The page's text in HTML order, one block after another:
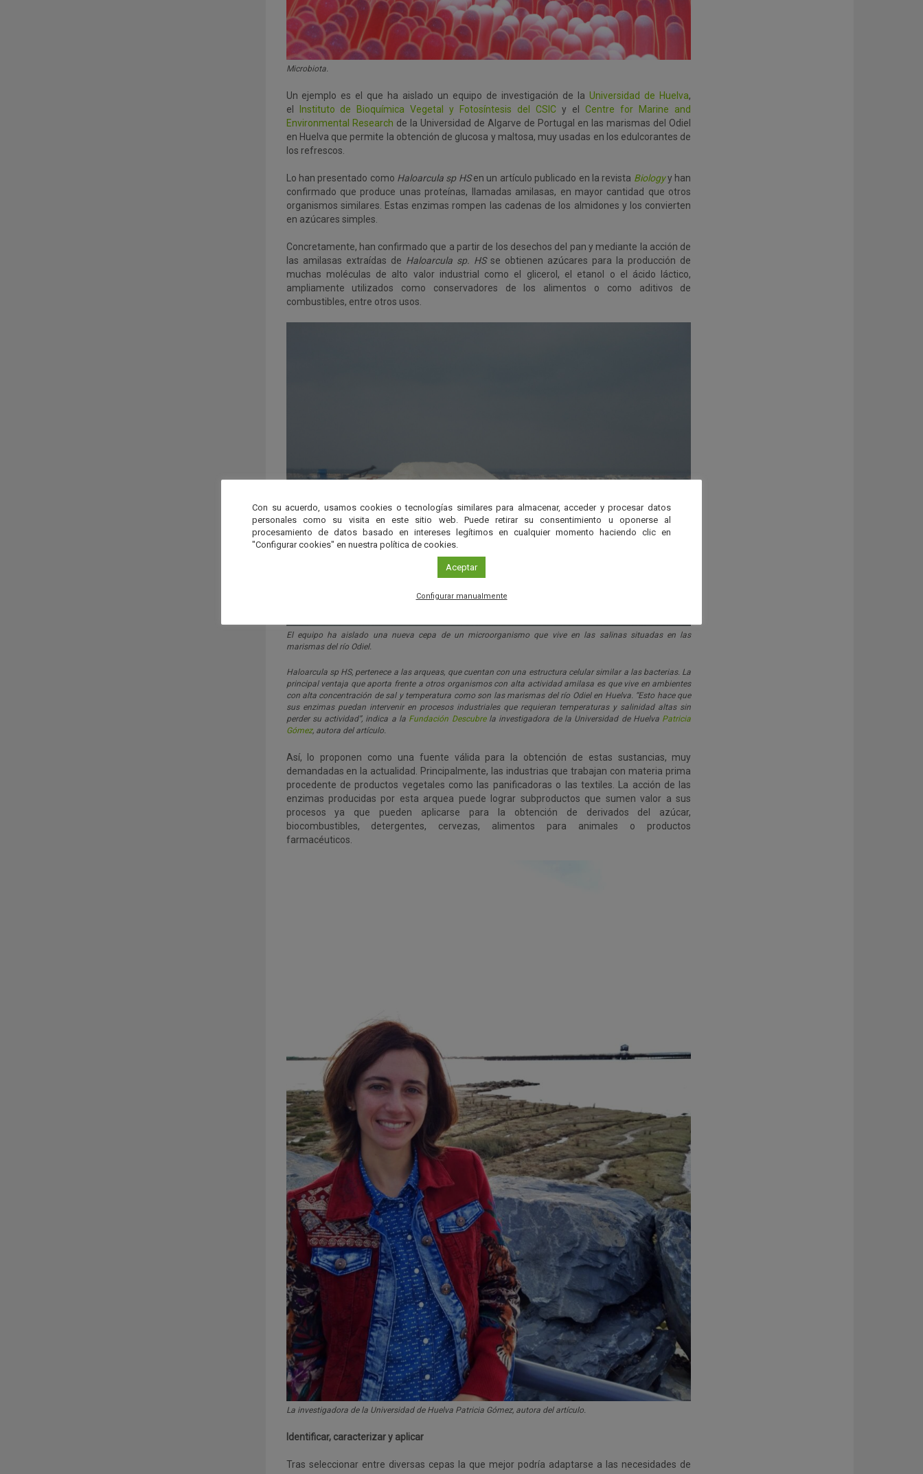
Microbiota.
Un ejemplo es el que ha aislado un equipo de investigación de laUniversidad de Huelva,
el
Instituto de Bioquímica Vegetal y Fotosíntesis del CSIC y elCentre for Marine and
Environmental Research de la Universidad de Algarve de Portugal en las marismas del Odiel
en Huelva que permite la obtención de glucosa y maltosa, muy usadas en los edulcorantes de
los refrescos.
Lo han presentado como Haloarcula sp HSen un artículo publicado en la revista Biologyy han
confirmado que produce unas proteínas, llamadas amilasas, en mayor cantidad que otros
organismos similares. Estas enzimas rompen las cadenas de los almidones y los convierten
en azúcares simples.
Concretamente, han confirmado que a partir de los desechos del pan y mediante la acción de
las amilasas extraídas de Haloarcula sp. HSse obtienen azúcares para la producción de
muchas moléculas de alto valor industrial como el glicerol, el etanol o el ácido láctico,
ampliamente utilizados como conservadores de los alimentos o como aditivos de
combustibles, entre otros usos.
El equipo ha aislado una nueva cepa de un microorganismo que vive en las salinas situadas en las
marismas del río Odiel.
Haloarcula sp HS, pertenece a las arqueas, que cuentan con una estructura celular similar a las bacterias. La
principal ventaja que aporta frente a otros organismos con alta actividad amilasa es que vive en ambientes
con alta concentración de sal y temperatura como son las marismas del río Odiel en Huelva. “Esto hace que
sus enzimas puedan intervenir en procesos industriales que requieran temperaturas y salinidad altas sin
perder su actividad”, indica a la Fundación Descubrela investigadora de la Universidad de Huelva Patricia
Gómez, autora del artículo.
Así, lo proponen como una fuente válida para la obtención de estas sustancias, muy
demandadas en la actualidad. Principalmente, las industrias que trabajan con materia prima
procedente de productos vegetales como las panificadoras o las textiles. La acción de las
enzimas producidas por esta arquea puede lograr subproductos que sumen valor a sus
procesos ya que pueden aplicarse para la obtención de derivados del azúcar,
biocombustibles, detergentes, cervezas, alimentos para animales o productos
farmacéuticos.
La investigadora de la Universidad de Huelva Patricia Gómez, autora del artículo.
Identificar, caracterizar y aplicar
Tras seleccionar entre diversas cepas la que mejor podría adaptarse a las necesidades de
Con su acuerdo, usamos cookies o tecnologías similares para almacenar, acceder y procesar datos
personales como su visita en este sitio web. Puede retirar su consentimiento u oponerse al
procesamiento de datos basado en intereses legítimos en cualquier momento haciendo clic en
"Configurar cookies" en nuestra política de cookies.
Aceptar
Configurar manualmente